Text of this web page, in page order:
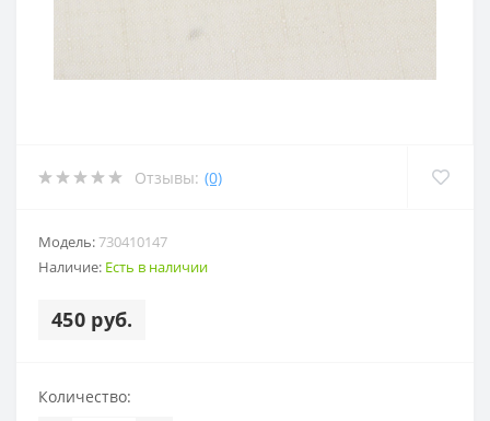
Отзывы: (0)
Модель:730410147
Наличие: Есть в наличии
450 руб.
Количество: